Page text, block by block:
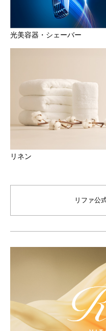
光美容器・シェーバー
リネン
リファ公